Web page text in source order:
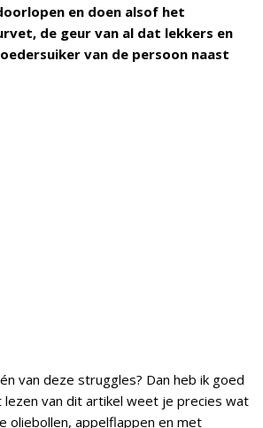
en doen alsof het
de geur van al dat lekkers en
van de persoon naast
van deze struggles? Dan heb ik goed
lezen van dit artikel weet je precies wat
oliebollen, appelflappen en met